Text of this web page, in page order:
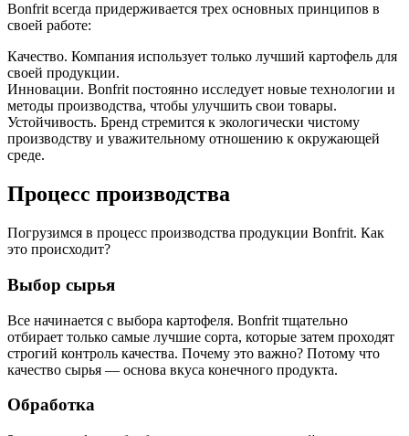
Bonfrit всегда придерживается трех основных принципов в
своей работе:
Качество. Компания использует только лучший картофель для
своей продукции.
Инновации. Bonfrit постоянно исследует новые технологии и
методы производства, чтобы улучшить свои товары.
Устойчивость. Бренд стремится к экологически чистому
производству и уважительному отношению к окружающей
среде.
Процесс производства
Погрузимся в процесс производства продукции Bonfrit. Как
это происходит?
Выбор сырья
Все начинается с выбора картофеля. Bonfrit тщательно
отбирает только самые лучшие сорта, которые затем проходят
строгий контроль качества. Почему это важно? Потому что
качество сырья — основа вкуса конечного продукта.
Обработка